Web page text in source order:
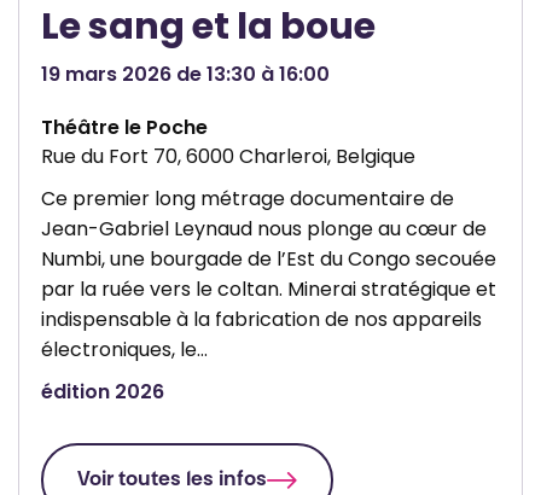
Le sang et la boue
19 mars 2026 de 13:30 à 16:00
Théâtre le Poche
Rue du Fort 70, 6000 Charleroi, Belgique
Ce premier long métrage documentaire de
Jean-Gabriel Leynaud nous plonge au cœur de
Numbi, une bourgade de l’Est du Congo secouée
par la ruée vers le coltan. Minerai stratégique et
indispensable à la fabrication de nos appareils
électroniques, le…
édition 2026
Voir toutes les infos